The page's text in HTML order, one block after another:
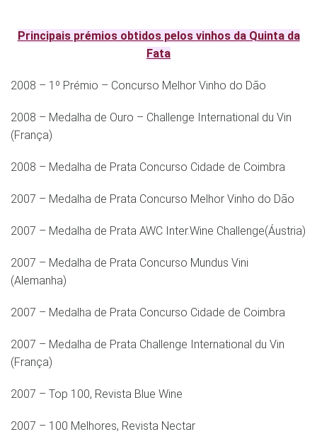
Principais prémios obtidos pelos vinhos da Quinta da
Fata
2008 – 1º Prémio – Concurso Melhor Vinho do Dão
2008 – Medalha de Ouro – Challenge International du Vin
(França)
2008 – Medalha de Prata Concurso Cidade de Coimbra
2007 – Medalha de Prata Concurso Melhor Vinho do Dão
2007 – Medalha de Prata AWC Inter.Wine Challenge(Áustria)
2007 – Medalha de Prata Concurso Mundus Vini
(Alemanha)
2007 – Medalha de Prata Concurso Cidade de Coimbra
2007 – Medalha de Prata Challenge International du Vin
(França)
2007 – Top 100, Revista Blue Wine
2007 – 100 Melhores, Revista Nectar